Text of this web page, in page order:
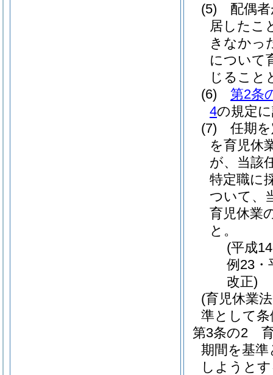
(5)
配偶
居したこ
きなかっ
について
じること
(6)
第2条
4の規定
(7)
任期
を育児休
が、当該
特定職に
ついて、
育児休業
と。
(平成
例23・
改正)
(育児休業
準として
第3条の2
期間を基
しようと